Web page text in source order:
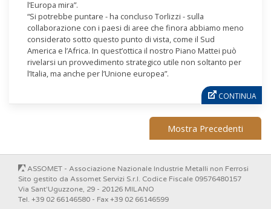
l’Europa mira”.
“Si potrebbe puntare - ha concluso Torlizzi - sulla
collaborazione con i paesi di aree che finora abbiamo meno
considerato sotto questo punto di vista, come il Sud
America e l’Africa. In quest’ottica il nostro Piano Mattei può
rivelarsi un provvedimento strategico utile non soltanto per
l’Italia, ma anche per l’Unione europea”.
Mostra Precedenti
ASSOMET - Associazione Nazionale Industrie Metalli non Ferrosi
Sito gestito da Assomet Servizi S.r.l. Codice Fiscale 09576480157
Via Sant'Uguzzone, 29 - 20126 MILANO
Tel. +39 02 66146580 - Fax +39 02 66146599